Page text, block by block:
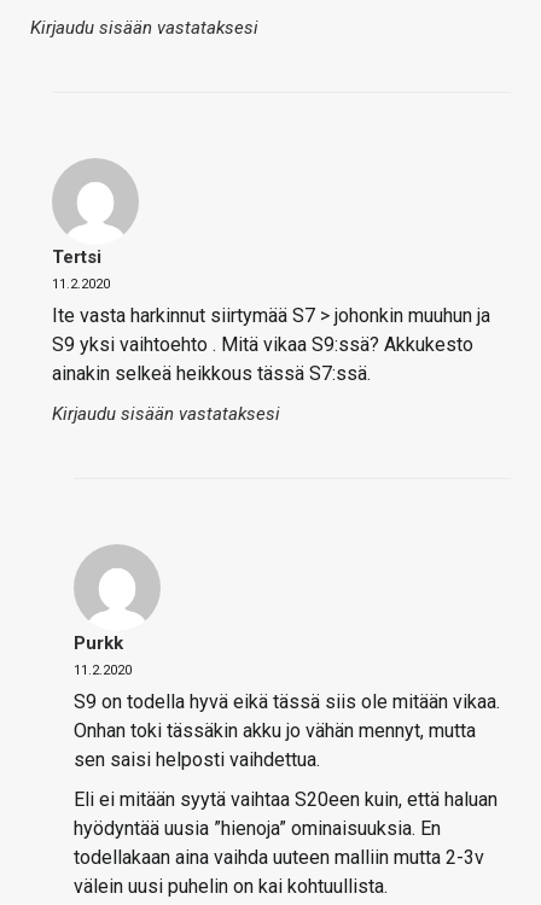
Kirjaudu sisään vastataksesi
Tertsi
11.2.2020
Ite vasta harkinnut siirtymää S7 > johonkin muuhun ja
S9 yksi vaihtoehto . Mitä vikaa S9:ssä? Akkukesto
ainakin selkeä heikkous tässä S7:ssä.
Kirjaudu sisään vastataksesi
Purkk
11.2.2020
S9 on todella hyvä eikä tässä siis ole mitään vikaa.
Onhan toki tässäkin akku jo vähän mennyt, mutta
sen saisi helposti vaihdettua.
Eli ei mitään syytä vaihtaa S20een kuin, että haluan
hyödyntää uusia ”hienoja” ominaisuuksia. En
todellakaan aina vaihda uuteen malliin mutta 2-3v
välein uusi puhelin on kai kohtuullista.